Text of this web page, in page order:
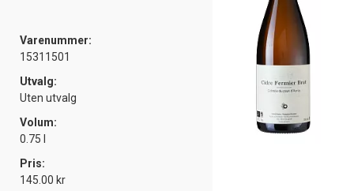
Varenummer:
15311501
Utvalg:
Uten utvalg
Volum:
0.75 l
Pris:
145.00 kr